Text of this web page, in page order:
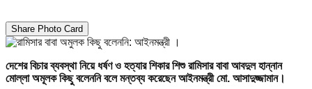
Share Photo Card
দেশের বিচার ব্যবস্থা নিয়ে ধর্ষণ ও হত্যার শিকার শিশু রামিসার বাবা আবদুল হান্নান
মোল্লা অমূলক কিছু বলেননি বলে মন্তব্য করেছেন আইনমন্ত্রী মো. আসাদুজ্জামান।